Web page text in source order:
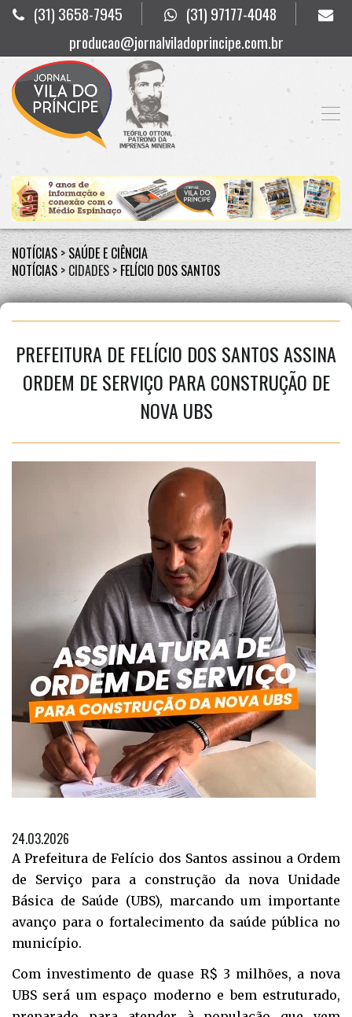
(31) 3658-7945
(31) 97177-4048
producao@jornalviladoprincipe.com.br
NOTÍCIAS > SAÚDE E CIÊNCIA
NOTÍCIAS > CIDADES > FELÍCIO DOS SANTOS
PREFEITURA DE FELÍCIO DOS SANTOS ASSINA
ORDEM DE SERVIÇO PARA CONSTRUÇÃO DE
NOVA UBS
24.03.2026
A Prefeitura de Felício dos Santos assinou a Ordem
de Serviço para a construção da nova Unidade
Básica de Saúde (UBS), marcando um importante
avanço para o fortalecimento da saúde pública no
município.
Com investimento de quase R$ 3 milhões, a nova
UBS será um espaço moderno e bem estruturado,